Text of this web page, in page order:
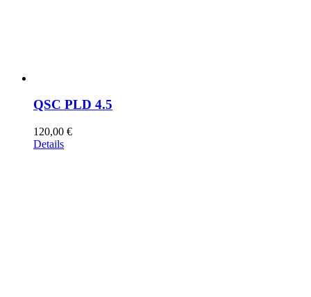
QSC PLD 4.5
120,00 €
Details